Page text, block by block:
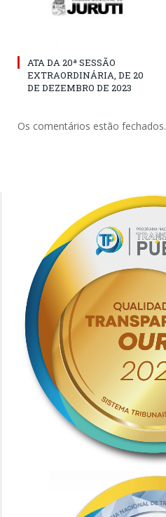
ATA DA 20ª SESSÃO
EXTRAORDINÁRIA, DE 20
DE DEZEMBRO DE 2023
Os comentários estão fechados.